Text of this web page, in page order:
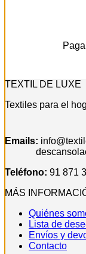
TEXTIL DE LUXE
Textiles para el
Emails:
Teléfono: 91 871
MÁS
Quiénes
Lista de
Envíos y
Contacto